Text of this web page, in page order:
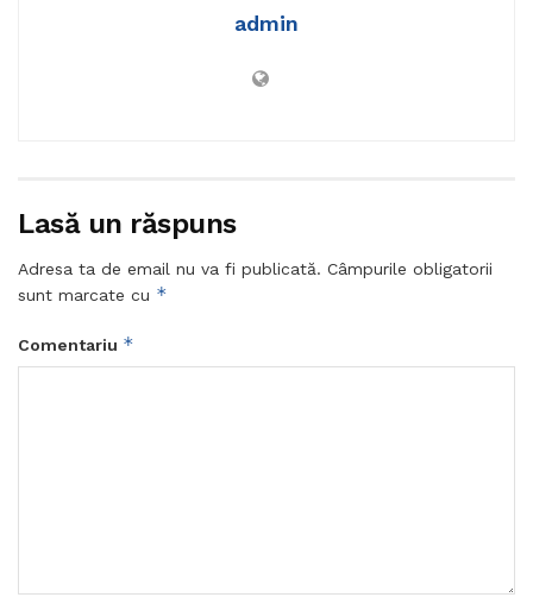
admin
Lasă un răspuns
Adresa ta de email nu va fi publicată. Câmpurile obligatorii
sunt marcate cu *
Comentariu *